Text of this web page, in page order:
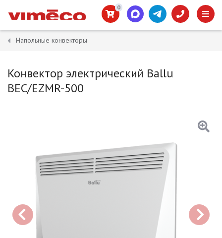
0
Напольные конвекторы
Конвектор электрический Ballu
BEC/EZMR-500